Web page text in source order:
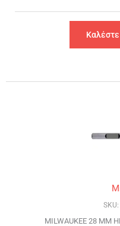
Καλέστε
MILWAUKEE 28 MM